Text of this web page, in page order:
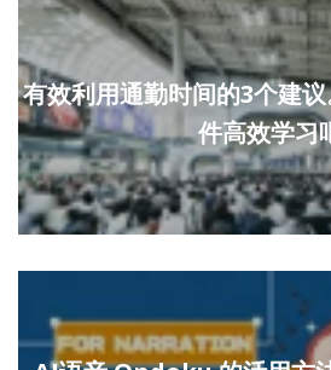
有效利用通勤时间的3个建
件高效学习